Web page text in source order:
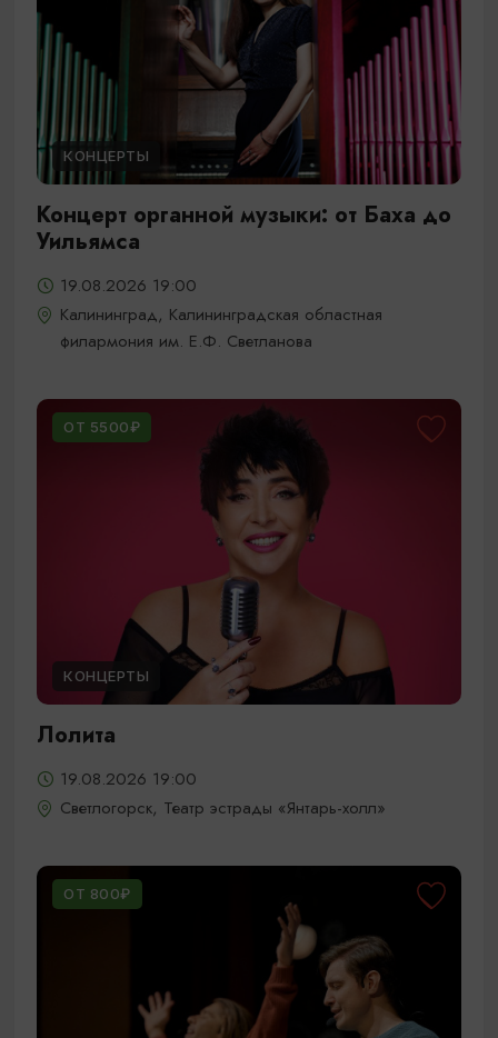
КОНЦЕРТЫ
Концерт органной музыки: от Баха до
Уильямса
19.08.2026 19:00
Калининград, Калининградская областная
филармония им. Е.Ф. Светланова
ОТ 5500₽
КОНЦЕРТЫ
Лолита
19.08.2026 19:00
Светлогорск, Театр эстрады «Янтарь-холл»
ОТ 800₽